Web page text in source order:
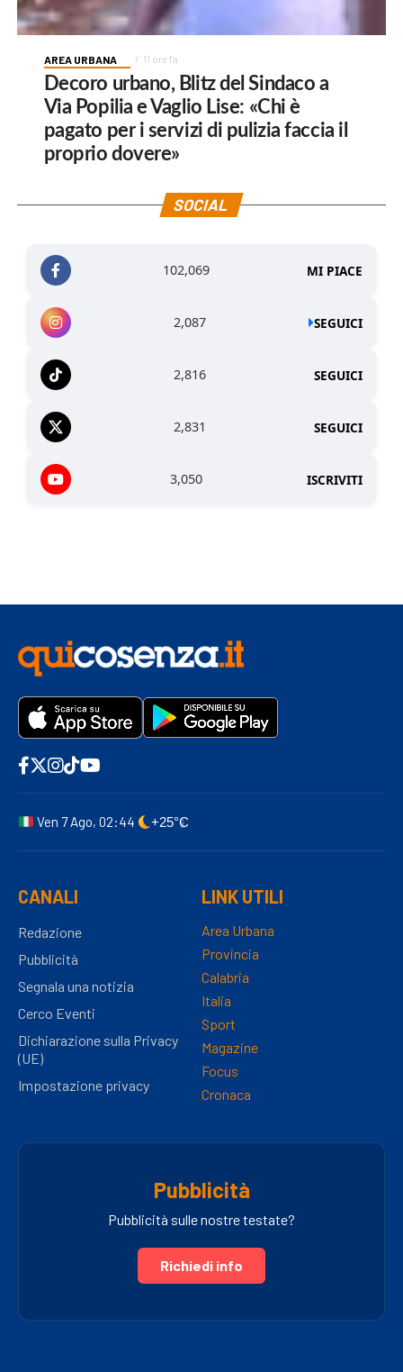
AREA URBANA 11 ore fa
Decoro urbano, Blitz del Sindaco a
Via Popilia e Vaglio Lise: «Chi è
pagato per i servizi di pulizia faccia il
proprio dovere»
SOCIAL
102,069 MI PIACE
2,087 SEGUICI
2,816 SEGUICI
2,831 SEGUICI
3,050 ISCRIVITI
Ven 7 Ago, 02:44 +25°C
CANALI
Redazione
Pubblicità
Segnala una notizia
Cerco Eventi
Dichiarazione sulla Privacy
(UE)
Impostazione privacy
LINK UTILI
Area Urbana
Provincia
Calabria
Italia
Sport
Magazine
Focus
Cronaca
Pubblicità
Pubblicità sulle nostre testate?
Richiedi info